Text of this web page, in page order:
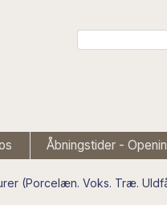
Åbningstider -
(Porcelæn. Voks. Træ.